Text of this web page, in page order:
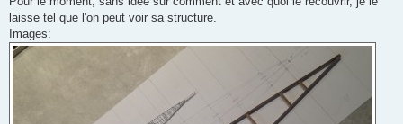
laisse tel que l'on peut voir sa structure.
Images: